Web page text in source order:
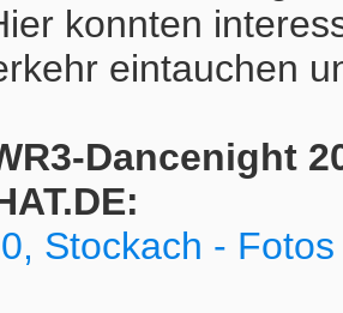
konnten
eintauchen
Dancenight
Stockach -